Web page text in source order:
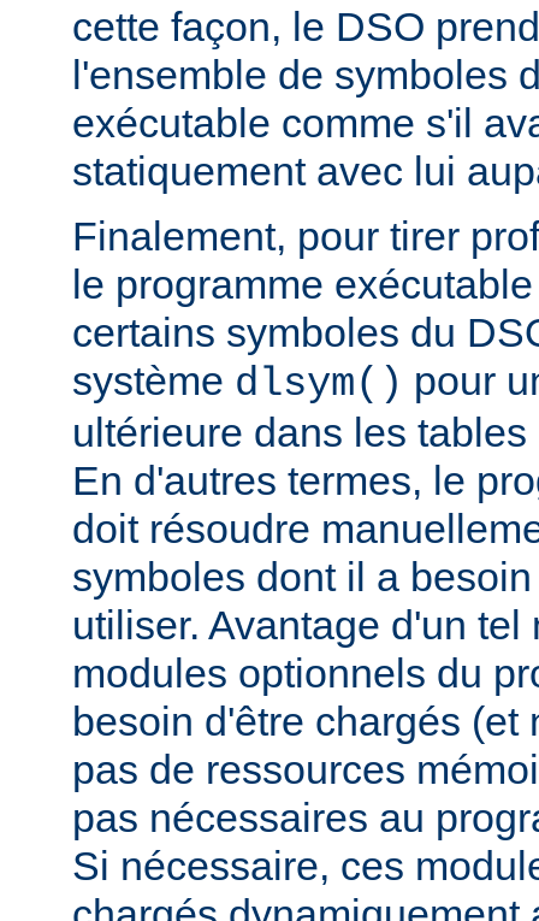
cette façon, le DSO
l'ensemble de symboles
exécutable comme s'il
statiquement avec lui
Finalement, pour tirer
le programme
certains symboles du
système dlsym() pour
ultérieure dans les
En d'autres termes, le
doit résoudre
symboles dont il a
utiliser. Avantage d'un
modules optionnels du
besoin d'être chargés (et
pas de ressources
pas nécessaires au
Si nécessaire, ces